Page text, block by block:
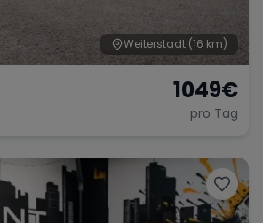
Weiterstadt (16 km)
1049€
pro Tag